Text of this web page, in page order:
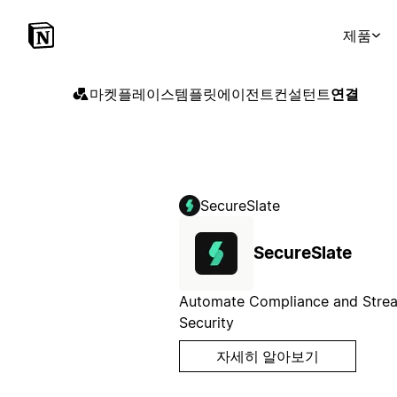
제품
마켓플레이스템플릿에이전트컨설턴트연결
SecureSlate
SecureSlate
Automate Compliance and
Security
자세히 알아보기